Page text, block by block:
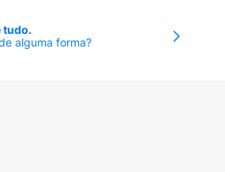
descontinuar o uso e
médica. Se houver
do alcance de crianças em
recomenda-se o uso de
tudo.
alguma forma?